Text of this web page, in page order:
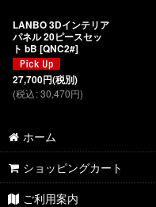
LANBO 3Dインテリア
パネル 20ピースセッ
ト bB [QNC2#]
27,700円(税別)
(税込:30,470円)
ホーム
ショッピングカート
ご利用案内